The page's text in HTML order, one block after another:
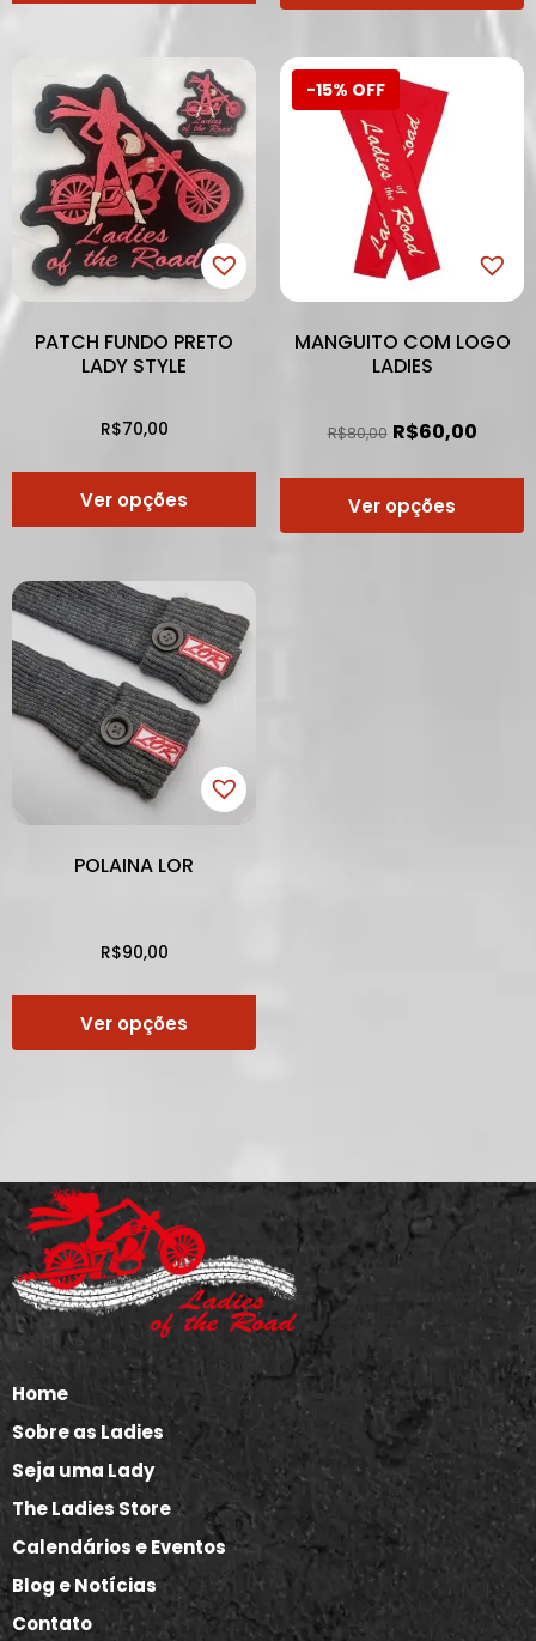
PATCH FUNDO PRETO
LADY STYLE
R$70,00
Ver opções
-15% OFF
MANGUITO COM LOGO
LADIES
R$80,00 R$60,00
Ver opções
POLAINA LOR
R$90,00
Ver opções
Home
Sobre as Ladies
Seja uma Lady
The Ladies Store
Calendários e Eventos
Blog e Notícias
Contato